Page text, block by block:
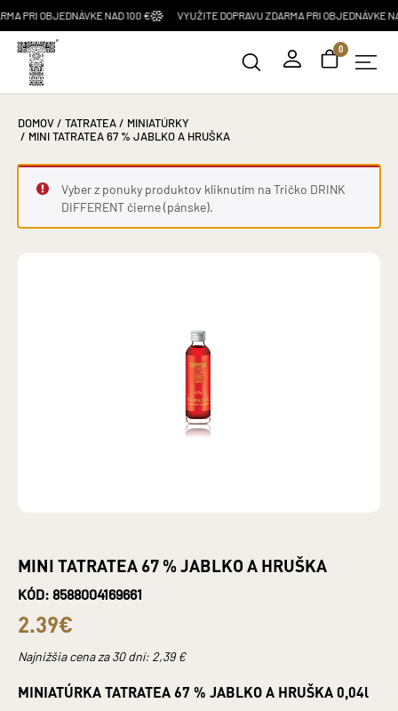
OBJEDNÁVKE NAD 100 € VYUŽITE DOPRAVU ZDARMA PRI OBJEDNÁVKE NAD 100
0
DOMOV/ TATRATEA/ MINIATÚRKY
/ MINI TATRATEA 67 % JABLKO A HRUŠKA
Vyber z ponuky produktov kliknutím naTričko DRINK
DIFFERENT čierne (pánske).
MINI TATRATEA 67 % JABLKO A HRUŠKA
KÓD: 8588004169661
2.39€
Najnižšia cena za 30 dní: 2,39€
MINIATÚRKA TATRATEA 67 % JABLKO A HRUŠKA 0,04l